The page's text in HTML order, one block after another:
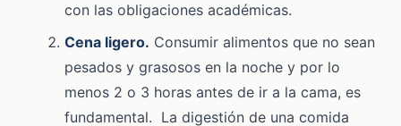
con las obligaciones académicas.
Cena ligero. Consumir alimentos que no sean
pesados y grasosos en la noche y por lo
menos 2 o 3 horas antes de ir a la cama, es
fundamental. La digestión de una comida